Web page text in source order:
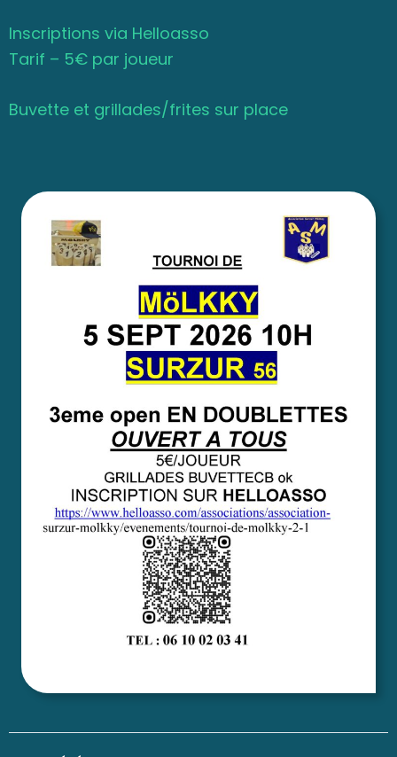
Inscriptions via Helloasso
Tarif – 5€ par joueur
Buvette et grillades/frites sur place